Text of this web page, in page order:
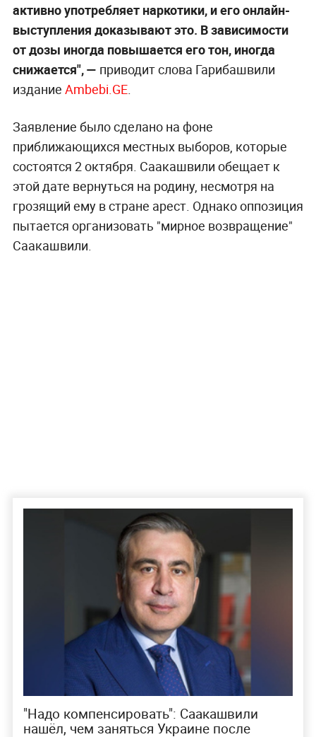
активно употребляет наркотики, и его онлайн-
выступления доказывают это. В зависимости
от дозы иногда повышается его тон, иногда
снижается", — приводит слова Гарибашвили
издание Ambebi.GE.
Заявление было сделано на фоне
приближающихся местных выборов, которые
состоятся 2 октября. Саакашвили обещает к
этой дате вернуться на родину, несмотря на
грозящий ему в стране арест. Однако оппозиция
пытается организовать "мирное возвращение"
Саакашвили.
"Надо компенсировать": Саакашвили
нашёл, чем заняться Украине после